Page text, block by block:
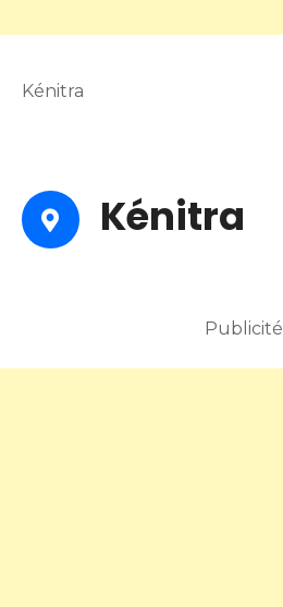
Kénitra
Kénitra
Publicité